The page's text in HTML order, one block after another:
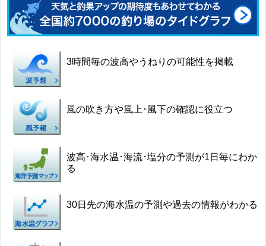
3時間毎の波高やうねりの可能性を掲載
風の吹き方や風上･風下の確認に役立つ
波高･海水温･海流･塩分の予測が1日毎にわか
る
30日先の海水温の予測や過去の情報がわかる